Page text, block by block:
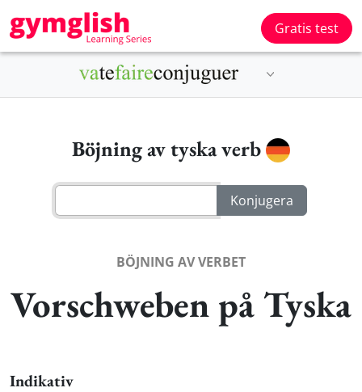
Gratis test
Böjning av tyska verb
BÖJNING AV VERBET
Vorschweben på Tyska
Indikativ